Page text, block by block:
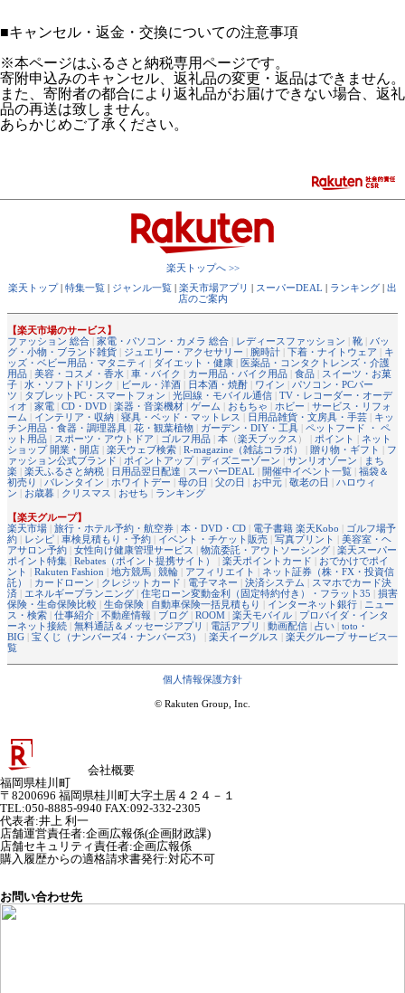
■キャンセル・返金・交換についての注意事項
※本ページはふるさと納税専用ページです。
寄附申込みのキャンセル、返礼品の変更・返品はできません。
また、寄附者の都合により返礼品がお届けできない場合、返礼
品の再送は致しません。
あらかじめご了承ください。
楽天トップへ >>
楽天トップ| 特集一覧 | ジャンル一覧 | 楽天市場アプリ | スーパーDEAL | ランキング | 出
店のご案内
【楽天市場のサービス】
ファッション 総合 | 家電・パソコン・カメラ 総合 | レディースファッション | 靴 | バッ
グ・小物・ブランド雑貨 | ジュエリー・アクセサリー | 腕時計 | 下着・ナイトウェア | キ
ッズ・ベビー用品・マタニティ | ダイエット・健康 | 医薬品・コンタクトレンズ・介護
用品 | 美容・コスメ・香水 | 車・バイク | カー用品・バイク用品 | 食品 | スイーツ・お菓
子 | 水・ソフトドリンク | ビール・洋酒 | 日本酒・焼酎 | ワイン | パソコン・PCパー
ツ | タブレットPC・スマートフォン | 光回線・モバイル通信 | TV・レコーダー・オーデ
ィオ | 家電 | CD・DVD | 楽器・音楽機材 | ゲーム | おもちゃ | ホビー | サービス・リフォ
ーム | インテリア・収納 | 寝具・ベッド・マットレス | 日用品雑貨・文房具・手芸 | キッ
チン用品・食器・調理器具 | 花・観葉植物 | ガーデン・DIY・工具 | ペットフード ・ ペ
ット用品 | スポーツ・アウトドア | ゴルフ用品 | 本 （楽天ブックス ） | ポイント | ネット
ショップ 開業・開店 | 楽天ウェブ検索 | R-magazine（雑誌コラボ） | 贈り物・ギフト | フ
ァッション公式ブランド | ポイントアップ| ディズニーゾーン | サンリオゾーン | まち
楽 | 楽天ふるさと納税 | 日用品翌日配達 | スーパーDEAL | 開催中イベント一覧 | 福袋＆
初売り | バレンタイン | ホワイトデー | 母の日 | 父の日 | お中元 | 敬老の日 | ハロウィ
ン | お歳暮 | クリスマス | おせち | ランキング
【楽天グループ】
楽天市場 | 旅行・ホテル予約・航空券 | 本・DVD・CD | 電子書籍 楽天Kobo | ゴルフ場予
約 | レシピ | 車検見積もり・予約 | イベント・チケット販売 | 写真プリント | 美容室・ヘ
アサロン予約 | 女性向け健康管理サービス | 物流委託・アウトソーシング | 楽天スーパー
ポイント特集 | Rebates（ポイント提携サイト） | 楽天ポイントカード | おでかけでポイ
ント | Rakuten Fashion | 地方競馬 | 競輪 | アフィリエイト | ネット証券（株・FX・投資信
託）
| カードローン | クレジットカード | 電子マネー | 決済システム | スマホでカード決
済 | エネルギープランニング | 住宅ローン変動金利（固定特約付き）・フラット35 | 損害
保険・生命保険比較 | 生命保険 | 自動車保険一括見積もり | インターネット銀行 | ニュー
ス・検索 | 仕事紹介 | 不動産情報 | ブログ | ROOM | 楽天モバイル | プロバイダ・インタ
ーネット接続 | 無料通話＆メッセージアプリ | 電話アプリ | 動画配信 | 占い | toto・
BIG | 宝くじ（ナンバーズ4・ナンバーズ3） | 楽天イーグルス | 楽天グループ サービス一
覧
個人情報保護方針
© Rakuten Group, Inc.
会社概要
福岡県桂川町
〒8200696 福岡県桂川町大字土居４２４－１
TEL:050-8885-9940 FAX:092-332-2305
代表者:井上 利一
店舗運営責任者:企画広報係(企画財政課)
店舗セキュリティ責任者:企画広報係
購入履歴からの適格請求書発行:対応不可
お問い合わせ先